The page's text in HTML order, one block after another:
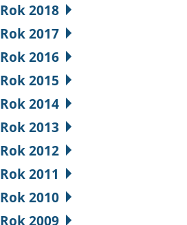
Rok 2018
Rok 2017
Rok 2016
Rok 2015
Rok 2014
Rok 2013
Rok 2012
Rok 2011
Rok 2010
Rok 2009